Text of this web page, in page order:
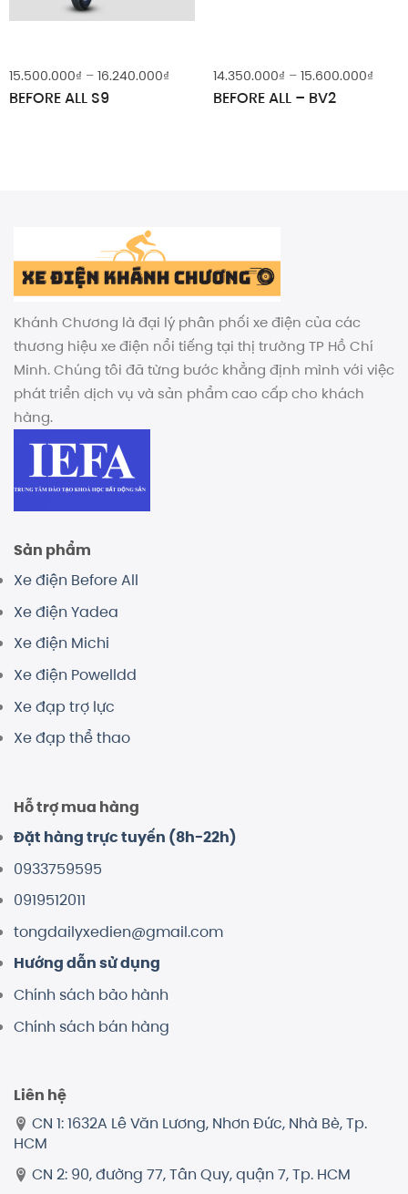
15.500.000₫ – 16.240.000₫Khoảng
BEFORE ALL S9
14.350.000₫ – 15.600.000₫
BEFORE ALL – BV2
Khánh Chương là đại lý phân phối xe điện của các
thương hiệu xe điện nổi tiếng tại thị trường TP Hồ Chí
Minh. Chúng tôi đã từng bước khẳng định mình với việc
phát triển dịch vụ và sản phẩm cao cấp cho khách
hàng.
Sản phẩm
Xe điện Before All
Xe điện Yadea
Xe điện Michi
Xe điện Powelldd
Xe đạp trợ lực
Xe đạp thể thao
Hỗ trợ mua hàng
Đặt hàng trực tuyến (8h-22h)
0933759595
0919512011
tongdailyxedien@gmail.com
Hướng dẫn sử dụng
Chính sách bảo hành
Chính sách bán hàng
Liên hệ
CN 1: 1632A Lê Văn Lương, Nhơn Đức, Nhà Bè, Tp.
HCM
CN 2: 90, đường 77, Tân Quy, quận 7, Tp. HCM